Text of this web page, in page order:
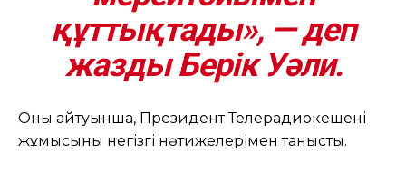
құттықтады», — деп
жазды Берік Уәли.
Оның айтуынша, Президент Телерадиокешені
жұмысының негізгі нәтижелерімен танысты.